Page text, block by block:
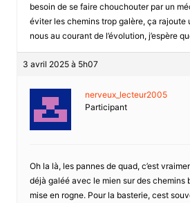
besoin de se faire chouchouter par un
éviter les chemins trop galère, ça rajoute
nous au courant de l’évolution, j’espère
3 avril 2025 à 5h07
nerveux_lecteur2005
Participant
Oh la là, les pannes de quad, c’est
déjà galéé avec le mien sur des chemins
mise en rogne. Pour la basterie, cest